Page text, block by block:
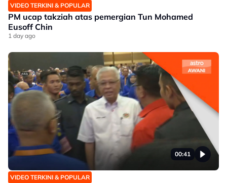
VIDEO TERKINI & POPULAR
PM ucap takziah atas pemergian Tun Mohamed
Eusoff Chin
1 day ago
00:41
VIDEO TERKINI & POPULAR